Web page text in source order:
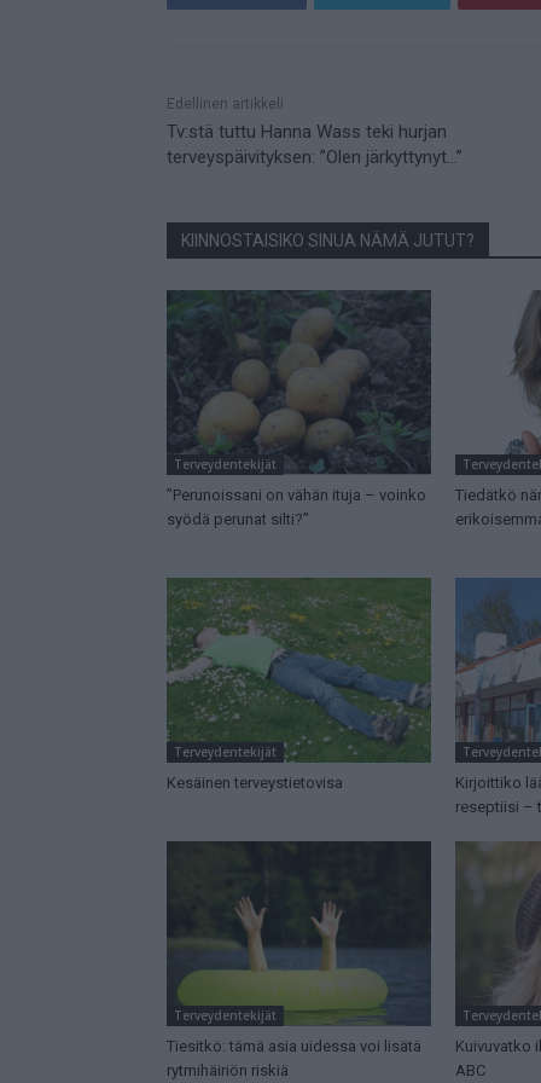
Mainos
Edellinen artikkeli
Tv:stä tuttu Hanna Wass teki hurjan
terveyspäivityksen: ”Olen järkyttynyt…”
KIINNOSTAISIKO SINUA NÄMÄ JUTUT?
Terveydentekijät
”Perunoissani on vähän ituja – voinko
syödä perunat silti?”
Tiedätkö
Terveydentekijät
Kesäinen terveystietovisa
Kirjoittiko
reseptiisi –
Terveydentekijät
Tiesitkö: tämä asia uidessa voi lisätä
rytmihäiriön riskiä
Kuivuvatko
ABC